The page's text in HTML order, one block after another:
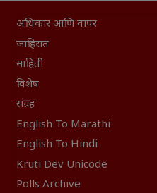
अधिकार आणि वापर
जाहिरात
माहिती
विशेष
संग्रह
English To Marathi
English To Hindi
Kruti Dev Unicode
Polls Archive